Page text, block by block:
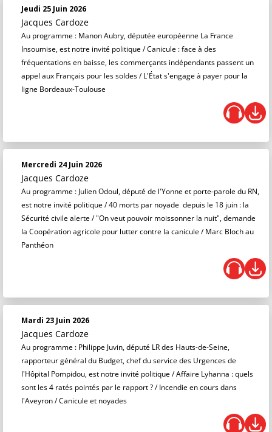
Jeudi 25 Juin 2026
Jacques Cardoze
Au programme : Manon Aubry, députée européenne La France
Insoumise, est notre invité politique / Canicule : face à des
fréquentations en baisse, les commerçants indépendants passent un
appel aux Français pour les soldes / L'État s'engage à payer pour la
ligne Bordeaux-Toulouse
Mercredi 24 Juin 2026
Jacques Cardoze
Au programme : Julien Odoul, député de l'Yonne et porte-parole du RN,
est notre invité politique / 40 morts par noyade depuis le 18 juin : la
Sécurité civile alerte / "On veut pouvoir moissonner la nuit", demande
la Coopération agricole pour lutter contre la canicule / Marc Bloch au
Panthéon
Mardi 23 Juin 2026
Jacques Cardoze
Au programme : Philippe Juvin, député LR des Hauts-de-Seine,
rapporteur général du Budget, chef du service des Urgences de
l'Hôpital Pompidou, est notre invité politique / Affaire Lyhanna : quels
sont les 4 ratés pointés par le rapport ? / Incendie en cours dans
l'Aveyron / Canicule et noyades